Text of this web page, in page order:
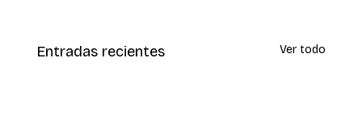
Entradas recientes Ver todo